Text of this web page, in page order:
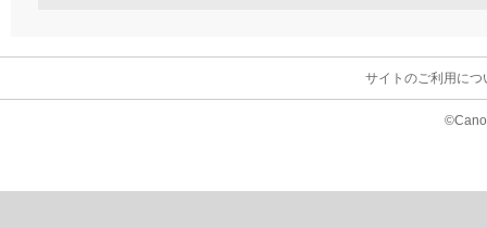
サイトのご利用につ